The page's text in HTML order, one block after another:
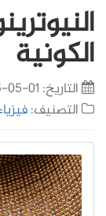
الكونية
التاريخ: 01-05-2015
التصنيف: